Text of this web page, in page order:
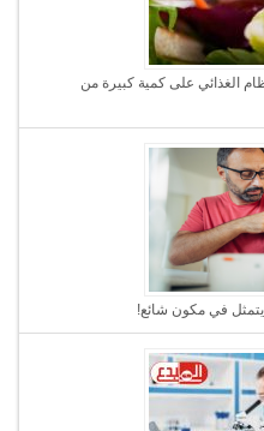
الغذائي على كمية كبيرة من
يتمثل في مكون شائع!